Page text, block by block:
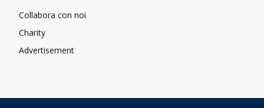
Collabora con noi
Charity
Advertisement